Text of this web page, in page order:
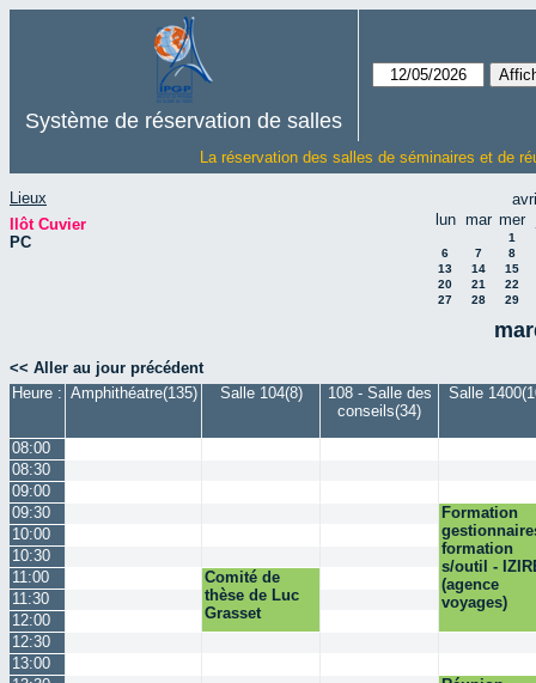
Système de réservation de salles
La réservation des salles de séminaires et de
Lieux
Ilôt Cuvier
PC
lun mar mer
1
6
7
8
13
14
15
20
21
22
27
28 29
<< Aller au jour précédent
Heure : Amphithéatre(135) Salle 104(8)
108 - Salle des
conseils(34)
Salle
08:00
08:30
09:00
09:30
Formation
formation
s/outil -
(agence
voyages)
10:00
10:30
11:00
Comité de
thèse de Luc
Grasset
11:30
12:00
12:30
13:00